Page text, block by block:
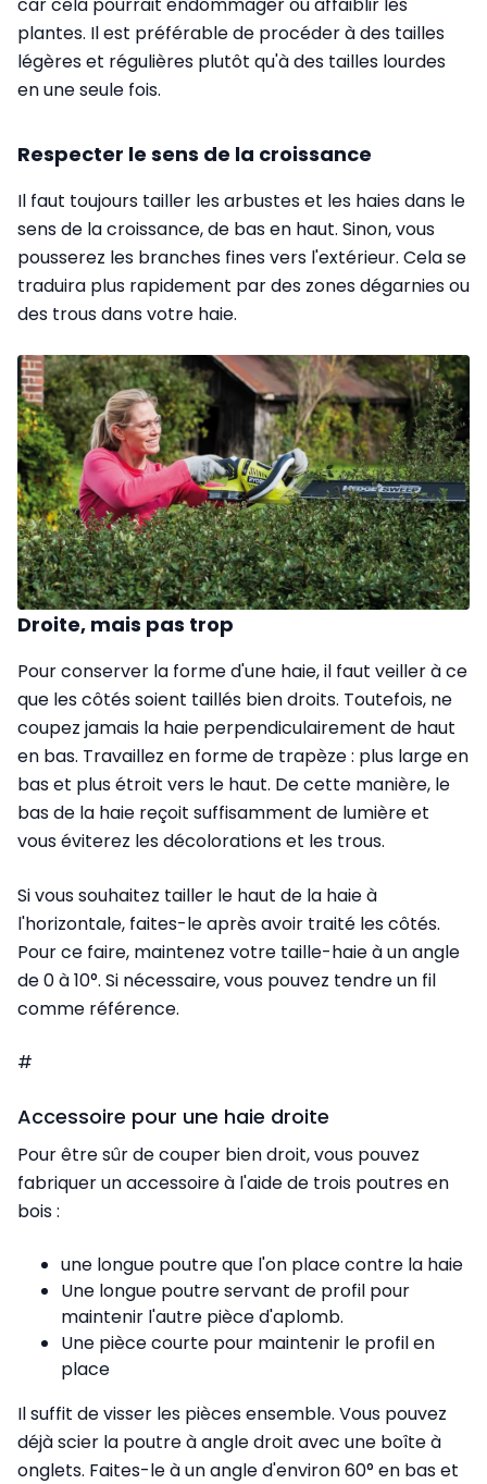
plantes. Il est préférable de procéder à des tailles
légères et régulières plutôt qu'à des tailles lourdes
en une seule fois.
Respecter le sens de la croissance
Il faut toujours tailler les arbustes et les haies dans le
sens de la croissance, de bas en haut. Sinon, vous
pousserez les branches fines vers l'extérieur. Cela se
traduira plus rapidement par des zones dégarnies ou
des trous dans votre haie.
Droite, mais pas trop
Pour conserver la forme d'une haie, il faut veiller à ce
que les côtés soient taillés bien droits. Toutefois, ne
coupez jamais la haie perpendiculairement de haut
en bas. Travaillez en forme de trapèze : plus large en
bas et plus étroit vers le haut. De cette manière, le
bas de la haie reçoit suffisamment de lumière et
vous éviterez les décolorations et les trous.
Si vous souhaitez tailler le haut de la haie à
l'horizontale, faites-le après avoir traité les côtés.
Pour ce faire, maintenez votre taille-haie à un angle
de 0 à 10°. Si nécessaire, vous pouvez tendre un fil
comme référence.
#
Accessoire pour une haie droite
Pour être sûr de couper bien droit, vous pouvez
fabriquer un accessoire à l'aide de trois poutres en
bois :
une longue poutre que l'on place contre la haie
Une longue poutre servant de profil pour
maintenir l'autre pièce d'aplomb.
Une pièce courte pour maintenir le profil en
place
Il suffit de visser les pièces ensemble. Vous pouvez
déjàscier la poutre à angle droit avec une boîte à
onglets. Faites-le à un angle d'environ 60° en bas et